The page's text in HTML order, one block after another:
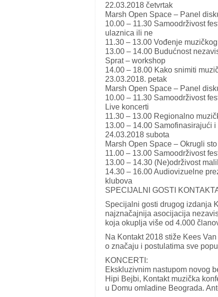
22.03.2018 četvrtak
Marsh Open Space – Panel
10.00 – 11.30 Samoodrživost
ulaznica ili ne
11.30 – 13.00 Vođenje
13.00 – 14.00 Budućnost
Sprat – workshop
14.00 – 18.00 Kako snimiti
23.03.2018. petak
Marsh Open Space – Panel
10.00 – 11.30 Samoodrživost
Live koncerti
11.30 – 13.00 Regionalno
13.00 – 14.00 Samofinasirajući
24.03.2018 subota
Marsh Open Space – Okrugli sto
11.00 – 13.00 Samoodrživost
13.00 – 14.30 (Ne)održivost
14.30 – 16.00 Audiovizuelne
klubova
SPECIJALNI GOSTI
Specijalni gosti drugog izdanja
najznačajnija asocijacija
koja okuplja više od 4.000
Na Kontakt 2018 stiže Kees
o značaju i postulatima sve
KONCERTI:
Ekskluzivnim nastupom novog
Hipi Bejbi, Kontakt muzička
u Domu omladine Beograda.